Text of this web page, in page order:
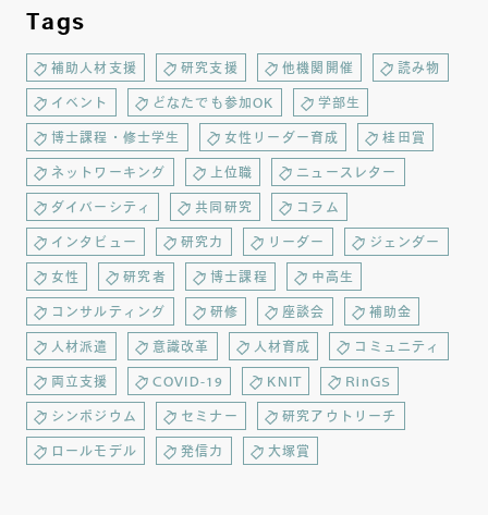
Tags
補助人材支援 研究支援 他機関開催 読み物
イベント どなたでも参加OK 学部生
博士課程・修士学生 女性リーダー育成 桂田賞
ネットワーキング 上位職 ニュースレター
ダイバーシティ 共同研究 コラム
インタビュー 研究力 リーダー ジェンダー
女性 研究者 博士課程 中高生
コンサルティング 研修 座談会 補助金
人材派遣 意識改革 人材育成 コミュニティ
両立支援 COVID-19 KNIT RinGS
シンポジウム セミナー 研究アウトリーチ
ロールモデル 発信力 大塚賞